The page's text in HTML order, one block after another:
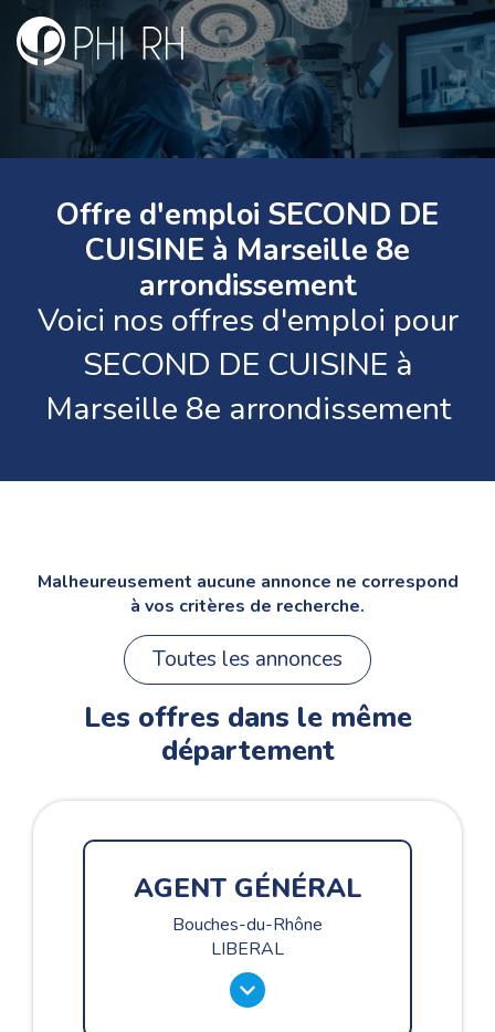
Offre d'emploi SECOND DE
CUISINE à Marseille 8e
arrondissement
Voici nos offres d'emploi pour
SECOND DE CUISINE à
Marseille 8e arrondissement
Malheureusement aucune annonce ne correspond
à vos critères de recherche.
Toutes les annonces
Les offres dans le même
département
AGENT GÉNÉRAL
Bouches-du-Rhône
LIBERAL